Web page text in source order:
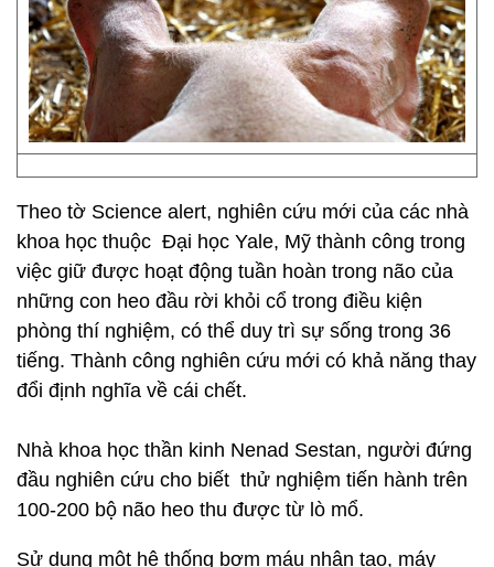
Theo tờ Science alert, nghiên cứu mới của các nhà
khoa học thuộc Đại học Yale, Mỹ thành công trong
việc giữ được hoạt động tuần hoàn trong não của
những con heo đầu rời khỏi cổ trong điều kiện
phòng thí nghiệm, có thể duy trì sự sống trong 36
tiếng. Thành công nghiên cứu mới có khả năng thay
đổi định nghĩa về cái chết.
Nhà khoa học thần kinh Nenad Sestan, người đứng
đầu nghiên cứu cho biết thử nghiệm tiến hành trên
100-200 bộ não heo thu được từ lò mổ.
Sử dụng một hệ thống bơm máu nhân tạo, máy